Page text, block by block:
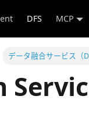
DFS MCP
データ融合サービス（